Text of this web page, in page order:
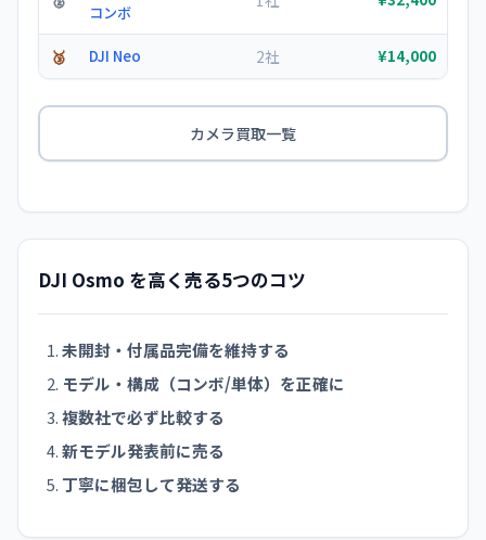
コンボ
🥉 DJI Neo 2社 ¥14,000
カメラ買取一覧
DJI Osmo を高く売る5つのコツ
未開封・付属品完備を維持する
モデル・構成（コンボ/単体）を正確に
複数社で必ず比較する
新モデル発表前に売る
丁寧に梱包して発送する